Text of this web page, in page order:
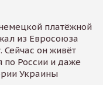
платёжной
из Евросоюза
Сейчас он живёт
по России и даже
Украины